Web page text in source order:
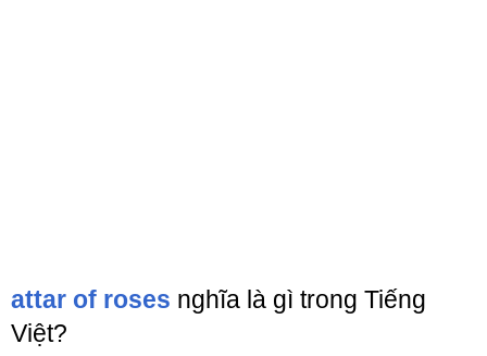
attar of roses nghĩa là gì trong Tiếng
Việt?